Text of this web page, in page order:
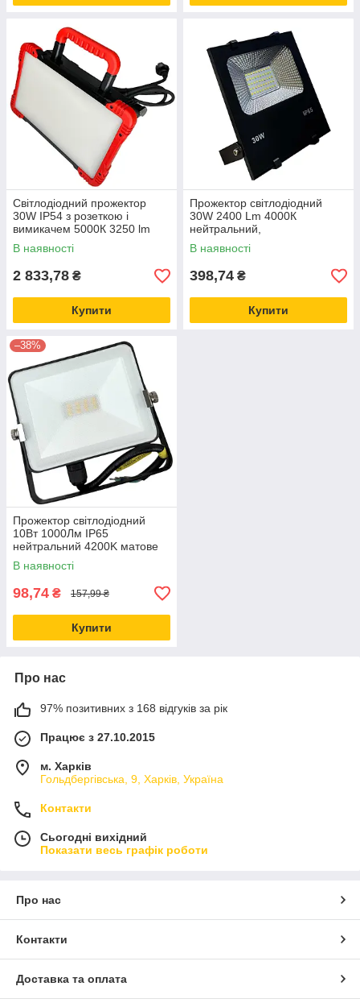
Світлодіодний прожектор
30W IP54 з розеткою і
вимикачем 5000К 3250 lm
В наявності
2 833,78 ₴
Купити
Прожектор світлодіодний
30W 2400 Lm 4000К
нейтральний,
Ремонтопридатний
В наявності
398,74 ₴
Купити
–38%
Прожектор світлодіодний
10Вт 1000Лм IP65
нейтральний 4200K матове
скло
В наявності
98,74 ₴ 157,99 ₴
Купити
Про нас
97% позитивних з 168 відгуків за рік
Працює з 27.10.2015
м. Харків
Гольдбергівська, 9, Харків, Україна
Контакти
Сьогодні вихідний
Показати весь графік роботи
Про нас
Контакти
Доставка та оплата